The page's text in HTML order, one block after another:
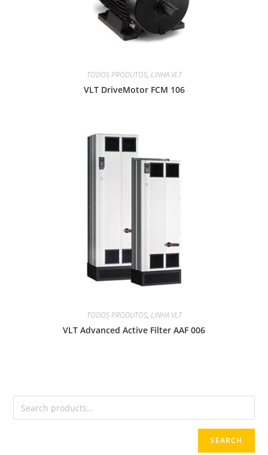
TODOS PRODUTOS, LINHA VLT
VLT DriveMotor FCM 106
TODOS PRODUTOS, LINHA VLT
VLT Advanced Active Filter AAF 006
SEARCH